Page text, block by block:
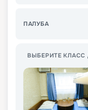
ПАЛУБА
ВЫБЕРИТЕ КЛАСС